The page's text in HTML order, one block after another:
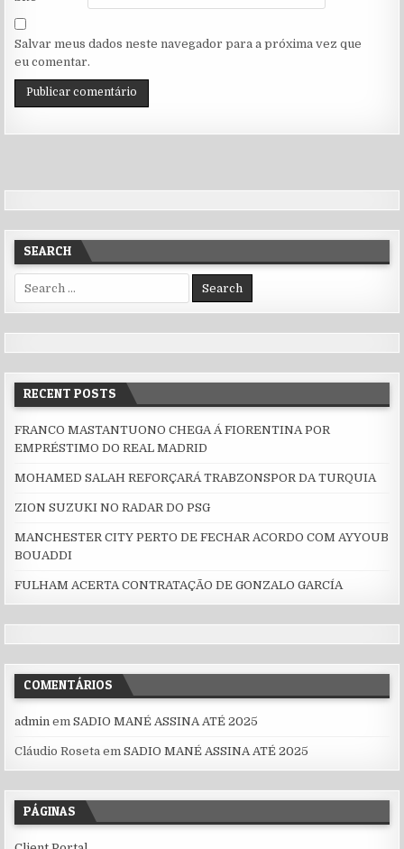
Salvar meus dados neste navegador para a próxima vez que
eu comentar.
SEARCH
Search for:
RECENT POSTS
FRANCO MASTANTUONO CHEGA Á FIORENTINA POR
EMPRÉSTIMO DO REAL MADRID
MOHAMED SALAH REFORÇARÁ TRABZONSPOR DA TURQUIA
ZION SUZUKI NO RADAR DO PSG
MANCHESTER CITY PERTO DE FECHAR ACORDO COM AYYOUB
BOUADDI
FULHAM ACERTA CONTRATAÇÃO DE GONZALO GARCÍA
COMENTÁRIOS
admin emSADIO MANÉ ASSINA ATÉ 2025
Cláudio Roseta emSADIO MANÉ ASSINA ATÉ 2025
PÁGINAS